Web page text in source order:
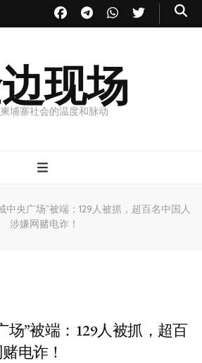
现场
埔寨社会的温度和脉动
中央广场”被端：129人被抓，超百名中国人
涉嫌网赌电诈！
场”被端：129人被抓，超百
电诈！